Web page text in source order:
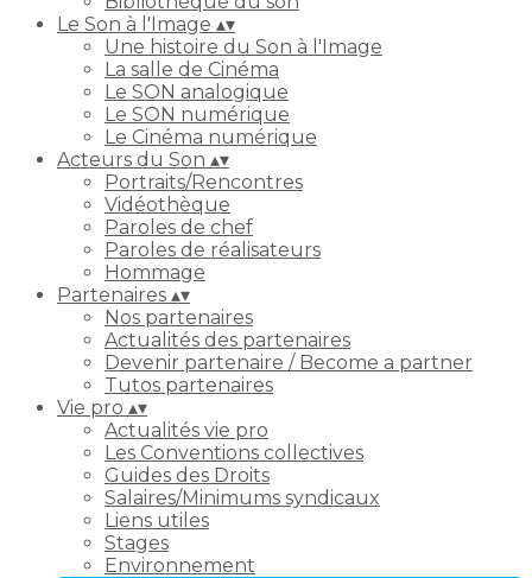
Le Son à l'Image ▴▾
Une histoire du Son à l'Image
La salle de Cinéma
Le SON analogique
Le SON numérique
Le Cinéma numérique
Acteurs du Son ▴▾
Portraits/Rencontres
Vidéothèque
Paroles de chef
Paroles de réalisateurs
Hommage
Partenaires ▴▾
Nos partenaires
Actualités des partenaires
Devenir partenaire / Become a partner
Tutos partenaires
Vie pro ▴▾
Actualités vie pro
Les Conventions collectives
Guides des Droits
Salaires/Minimums syndicaux
Liens utiles
Stages
Environnement